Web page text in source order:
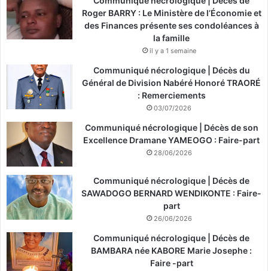
Roger BARRY : Le Ministère de l’Économie et
des Finances présente ses condoléances à
la famille
il y a 1 semaine
Communiqué nécrologique | Décès du
Général de Division Nabéré Honoré TRAORÉ
: Remerciements
03/07/2026
Communiqué nécrologique | Décès de son
Excellence Dramane YAMEOGO : Faire-part
28/06/2026
Communiqué nécrologique | Décès de
SAWADOGO BERNARD WENDIKONTE : Faire-
part
26/06/2026
Communiqué nécrologique | Décès de
BAMBARA née KABORE Marie Josephe :
Faire -part